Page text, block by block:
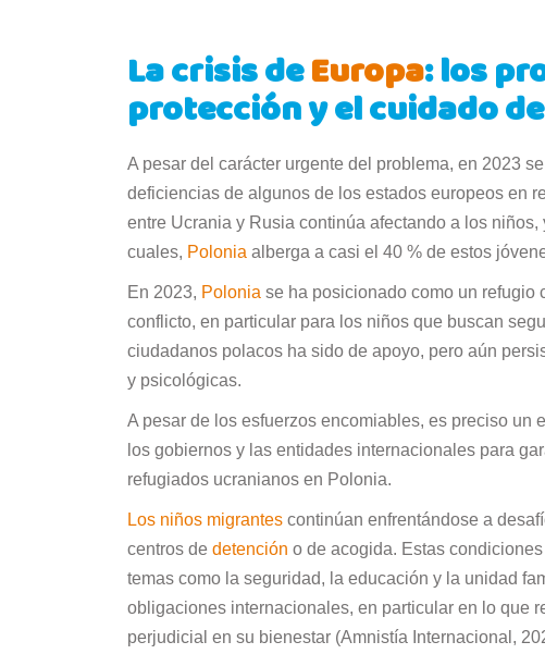
La crisis deEuropa: los
protección y el cuidado
A pesar del carácter urgente del problema, en 2023
deficiencias de algunos de los estados europeos en
entre Ucrania y Rusia continúa afectando a los
cuales, Polonia alberga a casi el 40 % de estos
En 2023, Polonia se ha posicionado como un refugio
conflicto, en particular para los niños que buscan
ciudadanos polacos ha sido de apoyo, pero aún
y psicológicas.
A pesar de los esfuerzos encomiables, es preciso un
los gobiernos y las entidades internacionales para
refugiados ucranianos en Polonia.
Los niños migrantes continúan enfrentándose a
centros de detención o de acogida. Estas
temas como la seguridad, la educación y la unidad
obligaciones internacionales, en particular en lo que
perjudicial en su bienestar (Amnistía Internacional,